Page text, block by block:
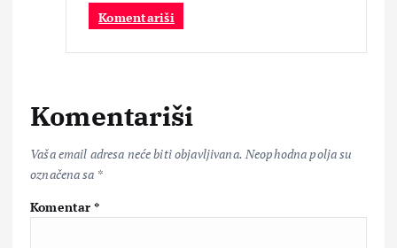
Komentariši
Komentariši
Vaša email adresa neće biti objavljivana. Neophodna polja su
označena sa *
Komentar*